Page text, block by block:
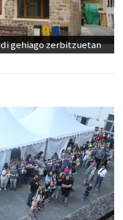
gehiago zerbitzuetan